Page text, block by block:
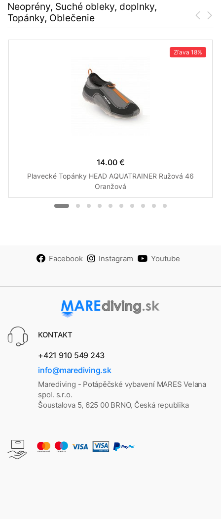
Neoprény, Suché obleky, doplnky,
Topánky, Oblečenie
Zľava 18%
14.00 €
Plavecké Topánky HEAD AQUATRAINER Ružová 46
Oranžová
Facebook Instagram Youtube
KONTAKT
+421 910 549 243
info@marediving.sk
Marediving - Potápěčské vybavení MARES Velana
spol. s.r.o.
Šoustalova 5, 625 00 BRNO, Česká republika